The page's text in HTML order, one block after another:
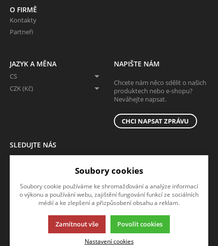
O FIRMĚ
Kontakty
Partneři
JAZYK A MĚNA
CS
CZK (Kč)
NAPIŠTE NÁM
Chcete nám něco sdělit o našich
produktech nebo e-shopu?
Neváhejte napsat.
CHCI NAPSAT ZPRÁVU
SLEDUJTE NÁS
Tato stránka používá soubory cookies. Klikněte pro více informací.
Soubory cookies
Soubory cookie používáme ke shromažďování a analýze informací
o výkonu a používání webu, zajištění fungování funkcí ze sociálních
médií a ke zlepšení a přizpůsobení obsahu a reklam.
Zamítnout vše Povolit cookies
Nastavení cookies